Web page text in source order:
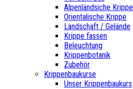
Alpenländsiche Krippe
Orientalische Krippe
Landschaft / Gelände
Krippe fassen
Beleuchtung
Krippenbotanik
Zubehör
Krippenbaukurse
Unser Krippenbaukurs